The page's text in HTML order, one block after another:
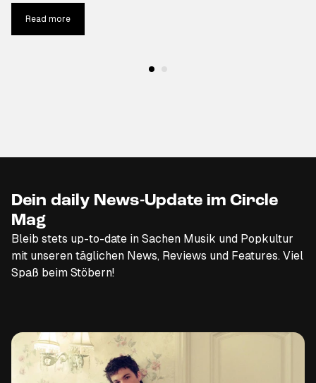
Read more
Dein daily News-Update im Circle
Mag
Bleib stets up-to-date in Sachen Musik und Popkultur
mit unseren täglichen News, Reviews und Features. Viel
Spaß beim Stöbern!